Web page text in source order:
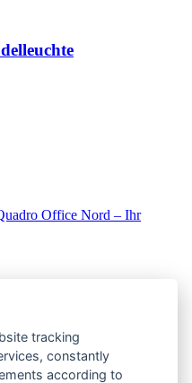
Office Nord – Ihr
tracking
constantly
according to